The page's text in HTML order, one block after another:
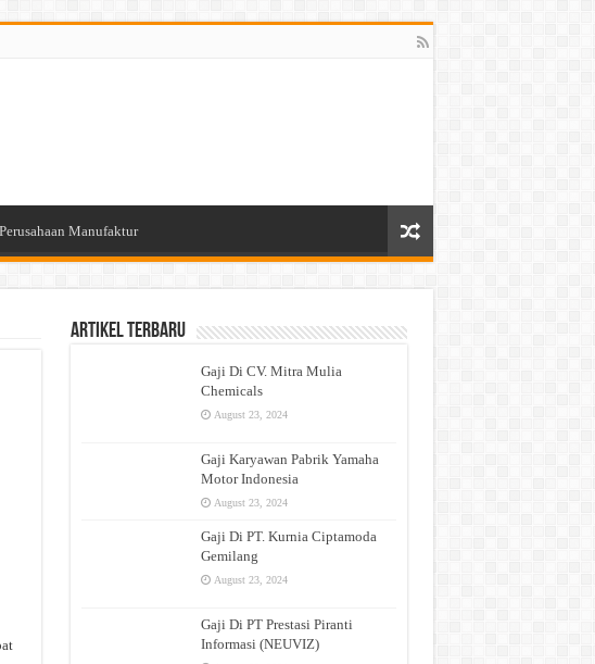
Perusahaan Manufaktur
Artikel Terbaru
Gaji Di CV. Mitra Mulia
Chemicals
August 23, 2024
Gaji Karyawan Pabrik Yamaha
Motor Indonesia
August 23, 2024
Gaji Di PT. Kurnia Ciptamoda
Gemilang
August 23, 2024
Gaji Di PT Prestasi Piranti
Informasi (NEUVIZ)